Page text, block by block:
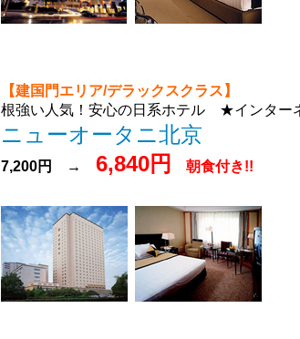
【建国門エリア/デラックスクラス】
根強い人気！安心の日系ホテル ★インター
ニューオータニ北京
7,200円 → 6,840円 朝食付き!!